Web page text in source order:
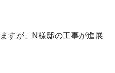
すが、N様邸の工事が進展